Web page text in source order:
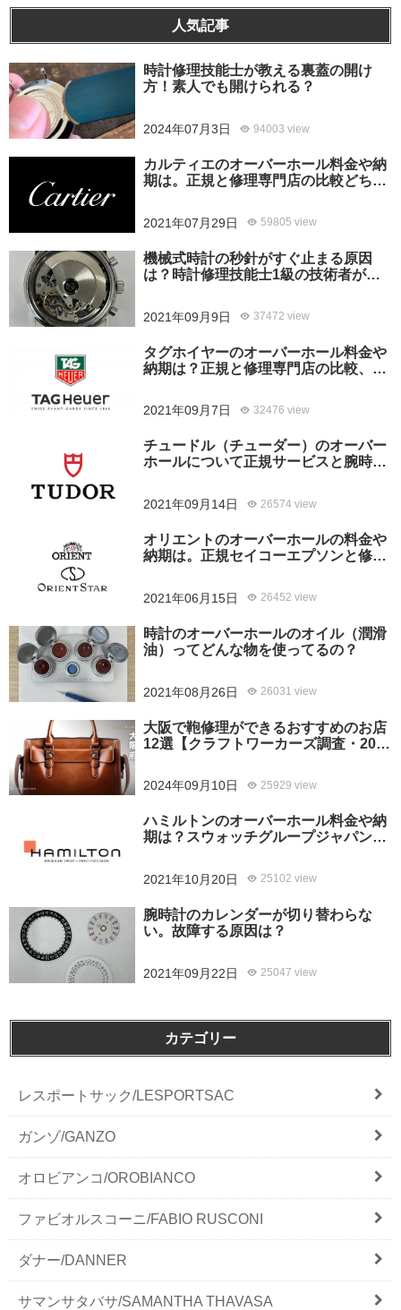
人気記事
時計修理技能士が教える裏蓋の開け
方！素人でも開けられる？
2024年07月3日 94003 view
カルティエのオーバーホール料金や納
期は。正規と修理専門店の比較どちら
2021年07月29日 59805 view
機械式時計の秒針がすぐ止まる原因
は？時計修理技能士1級の技術者がお
2021年09月9日 37472 view
タグホイヤーのオーバーホール料金や
納期は？正規と修理専門店の比較、ど
2021年09月7日 32476 view
チュードル（チューダー）のオーバー
ホールについて正規サービスと腕時計
2021年09月14日 26574 view
オリエントのオーバーホールの料金や
納期は。正規セイコーエプソンと修理
2021年06月15日 26452 view
時計のオーバーホールのオイル（潤滑
油）ってどんな物を使ってるの？
2021年08月26日 26031 view
大阪で鞄修理ができるおすすめのお店
12選【クラフトワーカーズ調査・2026
2024年09月10日 25929 view
ハミルトンのオーバーホール料金や納
期は？スウォッチグループジャパンと
2021年10月20日 25102 view
腕時計のカレンダーが切り替わらな
い。故障する原因は？
2021年09月22日 25047 view
カテゴリー
レスポートサック/LESPORTSAC
ガンゾ/GANZO
オロビアンコ/OROBIANCO
ファビオルスコーニ/FABIO RUSCONI
ダナー/DANNER
サマンサタバサ/SAMANTHA THAVASA